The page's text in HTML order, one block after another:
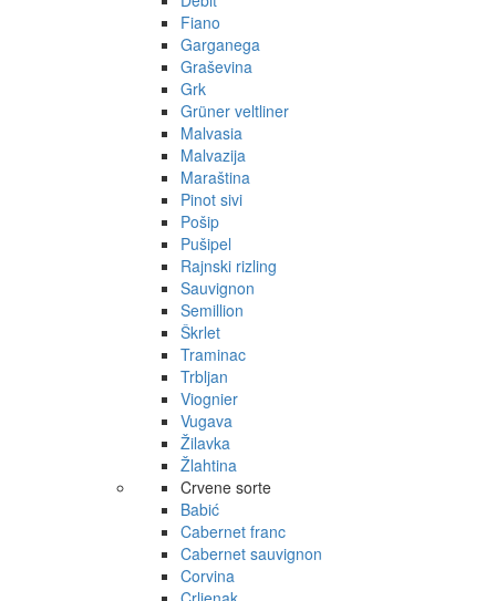
Fiano
Garganega
Graševina
Grk
Grüner veltliner
Malvasia
Malvazija
Maraština
Pinot sivi
Pošip
Pušipel
Rajnski rizling
Sauvignon
Semillion
Škrlet
Traminac
Trbljan
Viognier
Vugava
Žilavka
Žlahtina
Crvene sorte
Babić
Cabernet franc
Cabernet sauvignon
Corvina